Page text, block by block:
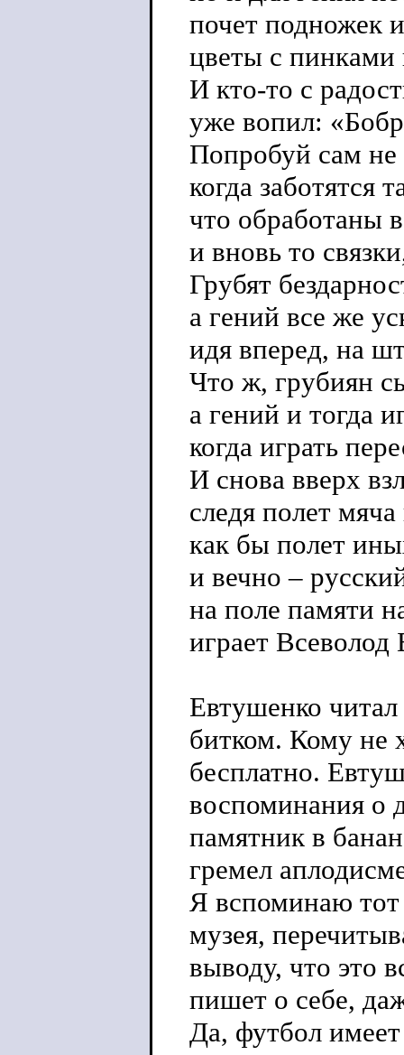
почет подножек
цветы с пинками
И кто-то с
уже вопил:
Попробуй сам не
когда заботятся
что обработаны
и вновь то
Грубят
а гений все же
идя вперед, на
Что ж, грубиян
а гений и тогда
когда играть
И снова вверх
следя полет
как бы полет
и вечно –
на поле памяти
играет Всеволод
Евтушенко
битком. Кому не
бесплатно.
воспоминания о
памятник в
гремел
Я вспоминаю тот
музея,
выводу, что это
пишет о себе,
Да, футбол